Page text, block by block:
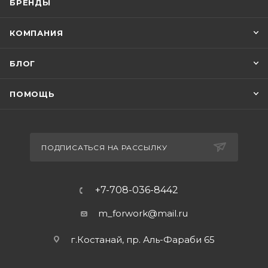
БРЕНДЫ
КОМПАНИЯ
БЛОГ
ПОМОЩЬ
ПОДПИСАТЬСЯ НА РАССЫЛКУ
+7-708-036-8442
m_forwork@mail.ru
г.Костанай, пр. Аль-Фараби 65